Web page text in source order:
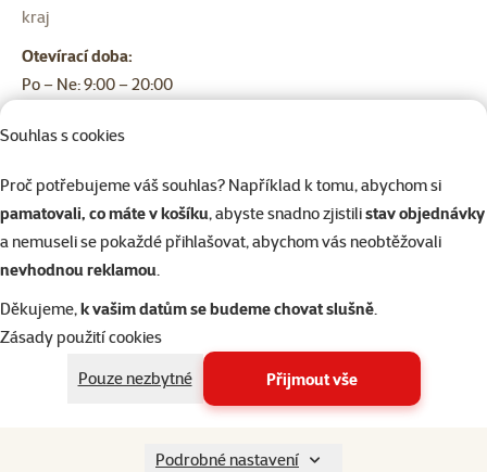
Souhlas s cookies
Proč potřebujeme váš souhlas? Například k tomu, abychom si
pamatovali, co máte v košíku, abyste snadno zjistilistav objednávky
a nemuseli se pokaždé přihlašovat, abychom vás neobtěžovali
nevhodnou reklamou.
Děkujeme,k vašim datům se budeme chovat slušně.
Zásady použití cookies
Pouze nezbytné
Přijmout vše
Podrobné nastavení
kraj
Otevírací doba:
Po – Ne: 9:00 – 20:00
Praha Štěrboholy
NC Štěrboholy, Ústřední 391/2D, Praha Štěrboholy, 102 00,
Otevírací doba:
Po – Ne: 9:00 – 20:00